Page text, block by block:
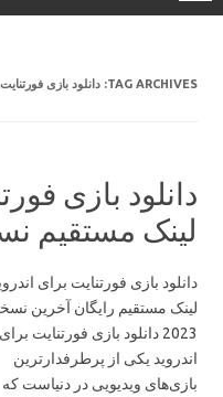
TAG ARCHIVES: دانلود بازی فورتنایت
دانلود بازی
لینک مستقیم نسخه
دانلود بازی فورتنایت برای اندروید
لینک مستقیم رایگان آخرین نسخه
2023 دانلود بازی فورتنایت برای
اندروید یکی از پرطرفدارترین
بازی‌های ویدیویی در دنیاست که